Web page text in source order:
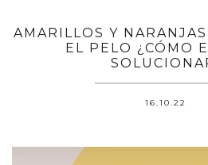
AMARILLOS Y
EL PELO ¿CÓMO
16.10.22